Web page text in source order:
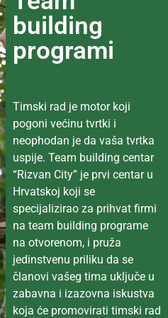
building
programi
Timski rad je motor koji
pogoni većinu tvrtki i
neophodan je da vaša tvrtka
uspije. Team building centar
“Rizvan City” je prvi centar u
Hrvatskoj koji se
specijalizirao za prihvat firmi
na team building programe
na otvorenom, i pruža
jedinstvenu priliku da se
članovi vašeg tima uključe u
zabavna i izazovna iskustva
koja će promovirati timski rad